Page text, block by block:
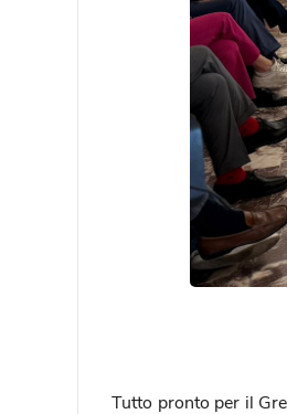
Tutto pronto per il